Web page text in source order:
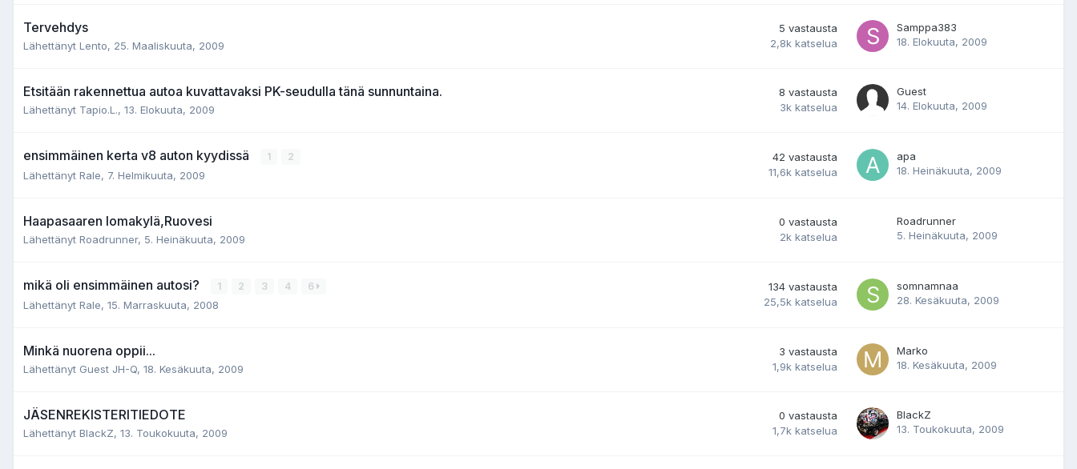
Tervehdys
Lähettänyt Lento, 25. Maaliskuuta, 2009
5 vastausta
2,8k katselua
Samppa383
18. Elokuuta, 2009
Etsitään rakennettua autoa kuvattavaksi PK-seudulla tänä sunnuntaina.
Lähettänyt Tapio.L., 13. Elokuuta, 2009
8 vastausta
3k katselua
Guest
14. Elokuuta, 2009
ensimmäinen kerta v8 auton kyydissä 1 2
Lähettänyt Rale, 7. Helmikuuta, 2009
42 vastausta
11,6k katselua
apa
18. Heinäkuuta, 2009
Haapasaaren lomakylä,Ruovesi
Lähettänyt Roadrunner, 5. Heinäkuuta, 2009
0 vastausta
2k katselua
Roadrunner
5. Heinäkuuta, 2009
mikä oli ensimmäinen autosi? 1 2 3 4 6
Lähettänyt Rale, 15. Marraskuuta, 2008
134 vastausta
25,5k katselua
somnamnaa
28. Kesäkuuta, 2009
Minkä nuorena oppii...
Lähettänyt Guest JH-Q, 18. Kesäkuuta, 2009
3 vastausta
1,9k katselua
Marko
18. Kesäkuuta, 2009
JÄSENREKISTERITIEDOTE
Lähettänyt BlackZ, 13. Toukokuuta, 2009
0 vastausta
1,7k katselua
BlackZ
13. Toukokuuta, 2009